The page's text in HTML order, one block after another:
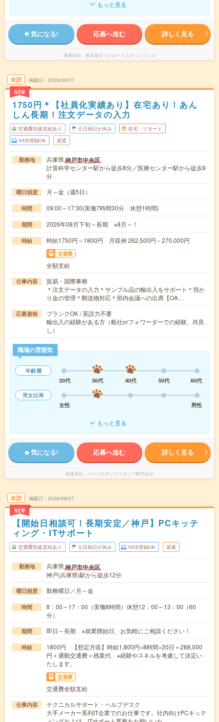
もっと見る
気になる! 応募へ進む 詳しく見る
派遣会社 株式会社リクルートスタッフィング
未読
NEW
掲載日 2026/08/07
1750円＊【社員化実績あり】在宅あり！あん
しん長期！注文データの入力
交通費別途支給あり 土日祝日が休み 在宅・リモート
WEB登録OK 派遣
勤務地 兵庫県神戸市中央区
計算科学センター駅から徒歩8分／医療センター駅から徒歩9
分
曜日頻度 月～金（週5日）
時間 09:00～17:30(実働7時間30分 休憩1時間)
期間 2026年08月下旬～長期 ※8月～！
時給 時給1750円～1800円 月収例 262,500円～270,000円
交通費
全額支給
仕事内容
貿易・国際事務
＊注文データの入力＊サンプル品の輸出入をサポート＊預か
り金の管理＊郵送物対応＊部内会議への出席【OA…
応募資格
ブランクOK / 英語力不要
輸出入の経験がある方（船社orフォワーダーでの経験、尚良
し）
職場の雰囲気
年齢層
20代
30代 40代 50代
60代
男女比率
女性
男性
もっと見る
気になる! 応募へ進む 詳しく見る
派遣会社 パーソルテンプスタッフ株式会社
未読
NEW
掲載日 2026/08/07
【開始日相談可！長期安定／神戸】PCキッテ
ィング・ITサポート
交通費別途支給あり 土日祝日が休み WEB登録OK 派遣
勤務地 兵庫県神戸市中央区
神戸(兵庫県)駅から徒歩12分
曜日頻度 勤務曜日／月～金
時間
8：00～17：00（実働8時間）休憩12：00～13：00（60
分）
期間 即日～長期 ※就業開始日、お気軽にご相談ください！
時給
1800円 【想定月収】時給1,800円×8時間×20日＝288,000
円＋通勤交通費＋残業代 ※経験やスキルを考慮して決定い
たします。
交通費
交通費全額支給
仕事内容
テクニカルサポート・ヘルプデスク
大手メーカー系列IT企業でのお仕事です。社内向けPCキッテ